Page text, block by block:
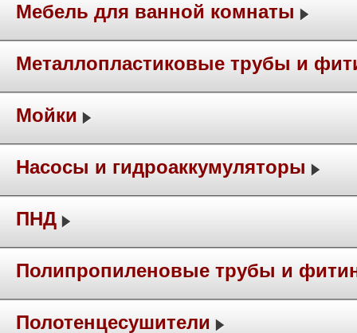
Мебель для ванной комнаты
Металлопластиковые трубы и
Мойки
Насосы и гидроаккумуляторы
ПНД
Полипропиленовые трубы и
Полотенцесушители